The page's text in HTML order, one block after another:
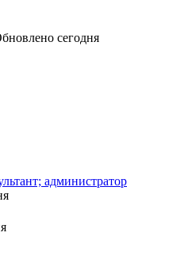
сегодня
администратор